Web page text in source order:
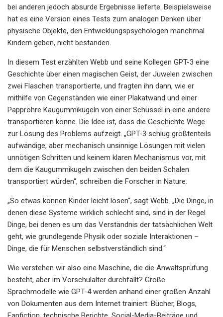
bei anderen jedoch absurde Ergebnisse lieferte. Beispielsweise
hat es eine Version eines Tests zum analogen Denken über
physische Objekte, den Entwicklungspsychologen manchmal
Kindern geben, nicht bestanden.
In diesem Test erzählten Webb und seine Kollegen GPT-3 eine
Geschichte über einen magischen Geist, der Juwelen zwischen
zwei Flaschen transportierte, und fragten ihn dann, wie er
mithilfe von Gegenständen wie einer Plakatwand und einer
Pappröhre Kaugummikugeln von einer Schüssel in eine andere
transportieren könne. Die Idee ist, dass die Geschichte Wege
zur Lösung des Problems aufzeigt. „GPT-3 schlug größtenteils
aufwändige, aber mechanisch unsinnige Lösungen mit vielen
unnötigen Schritten und keinem klaren Mechanismus vor, mit
dem die Kaugummikugeln zwischen den beiden Schalen
transportiert würden“, schreiben die Forscher in Nature.
„So etwas können Kinder leicht lösen“, sagt Webb. „Die Dinge, in
denen diese Systeme wirklich schlecht sind, sind in der Regel
Dinge, bei denen es um das Verständnis der tatsächlichen Welt
geht, wie grundlegende Physik oder soziale Interaktionen –
Dinge, die für Menschen selbstverständlich sind.“
Wie verstehen wir also eine Maschine, die die Anwaltsprüfung
besteht, aber im Vorschulalter durchfällt? Große
Sprachmodelle wie GPT-4 werden anhand einer großen Anzahl
von Dokumenten aus dem Internet trainiert: Bücher, Blogs,